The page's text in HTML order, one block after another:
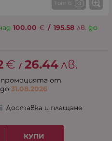
1 от 6
100.00 € / 195.58 лв. до
€ / 26.44лв.
промоцията от
до 31.08.2026
Доставка и плащане
КУПИ